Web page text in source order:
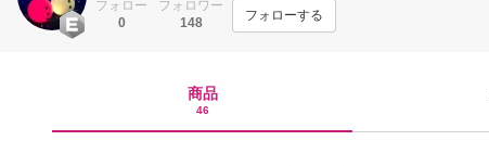
フォロー
0
フォロワー
148
フォローする
商品
46